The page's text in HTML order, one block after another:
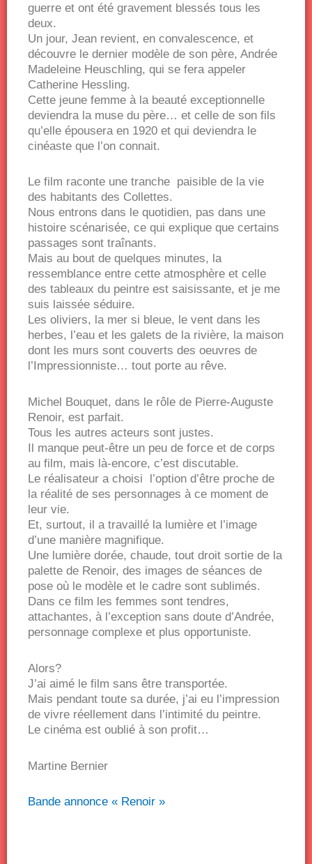
guerre et ont été gravement blessés tous les
deux.
Un jour, Jean revient, en convalescence, et
découvre le dernier modèle de son père, Andrée
Madeleine Heuschling, qui se fera appeler
Catherine Hessling.
Cette jeune femme à la beauté exceptionnelle
deviendra la muse du père… et celle de son fils
qu’elle épousera en 1920 et qui deviendra le
cinéaste que l’on connait.
Le film raconte une tranche paisible de la vie
des habitants des Collettes.
Nous entrons dans le quotidien, pas dans une
histoire scénarisée, ce qui explique que certains
passages sont traînants.
Mais au bout de quelques minutes, la
ressemblance entre cette atmosphère et celle
des tableaux du peintre est saisissante, et je me
suis laissée séduire.
Les oliviers, la mer si bleue, le vent dans les
herbes, l’eau et les galets de la rivière, la maison
dont les murs sont couverts des oeuvres de
l’Impressionniste… tout porte au rêve.
Michel Bouquet, dans le rôle de Pierre-Auguste
Renoir, est parfait.
Tous les autres acteurs sont justes.
Il manque peut-être un peu de force et de corps
au film, mais là-encore, c’est discutable.
Le réalisateur a choisi l’option d’être proche de
la réalité de ses personnages à ce moment de
leur vie.
Et, surtout, il a travaillé la lumière et l’image
d’une manière magnifique.
Une lumière dorée, chaude, tout droit sortie de la
palette de Renoir, des images de séances de
pose où le modèle et le cadre sont sublimés.
Dans ce film les femmes sont tendres,
attachantes, à l’exception sans doute d’Andrée,
personnage complexe et plus opportuniste.
Alors?
J’ai aimé le film sans être transportée.
Mais pendant toute sa durée, j’ai eu l’impression
de vivre réellement dans l’intimité du peintre.
Le cinéma est oublié à son profit…
Martine Bernier
Bande annonce « Renoir »